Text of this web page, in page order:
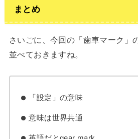
まとめ
さいごに、今回の「歯車マーク」
並べておきますね。
「設定」の意味
意味は世界共通